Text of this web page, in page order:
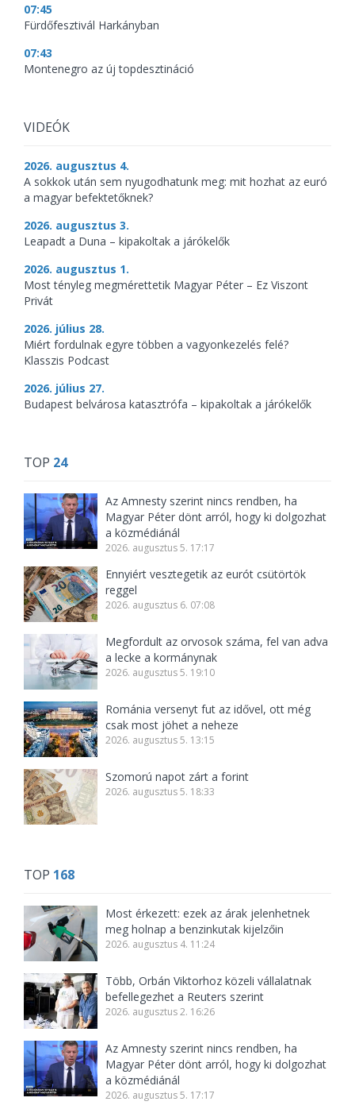
07:45
Fürdőfesztivál Harkányban
07:43
Montenegro az új topdesztináció
VIDEÓK
2026. augusztus 4.
A sokkok után sem nyugodhatunk meg: mit hozhat az euró
a magyar befektetőknek?
2026. augusztus 3.
Leapadt a Duna – kipakoltak a járókelők
2026. augusztus 1.
Most tényleg megmérettetik Magyar Péter – Ez Viszont
Privát
2026. július 28.
Miért fordulnak egyre többen a vagyonkezelés felé?
Klasszis Podcast
2026. július 27.
Budapest belvárosa katasztrófa – kipakoltak a járókelők
TOP 24
Az Amnesty szerint nincs rendben, ha
Magyar Péter dönt arról, hogy ki dolgozhat
a közmédiánál
2026. augusztus 5. 17:17
Ennyiért vesztegetik az eurót csütörtök
reggel
2026. augusztus 6. 07:08
Megfordult az orvosok száma, fel van adva
a lecke a kormánynak
2026. augusztus 5. 19:10
Románia versenyt fut az idővel, ott még
csak most jöhet a neheze
2026. augusztus 5. 13:15
Szomorú napot zárt a forint
2026. augusztus 5. 18:33
TOP 168
Most érkezett: ezek az árak jelenhetnek
meg holnap a benzinkutak kijelzőin
2026. augusztus 4. 11:24
Több, Orbán Viktorhoz közeli vállalatnak
befellegezhet a Reuters szerint
2026. augusztus 2. 16:26
Az Amnesty szerint nincs rendben, ha
Magyar Péter dönt arról, hogy ki dolgozhat
a közmédiánál
2026. augusztus 5. 17:17